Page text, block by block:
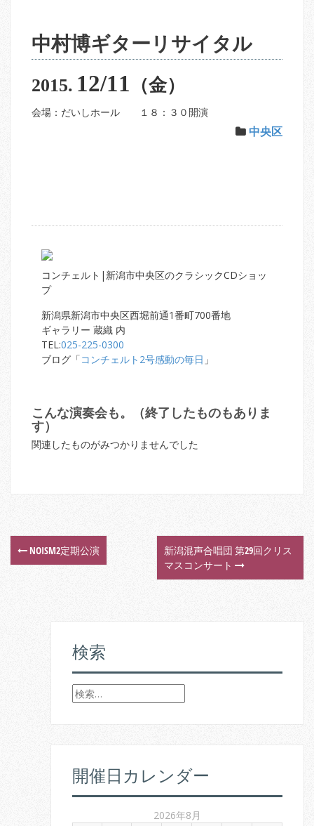
中村博ギターリサイタル
2015. 12/11 （金）
会場：だいしホール １８：３０開演
中央区
コンチェルト|新潟市中央区のクラシックCDショッ
プ
新潟県新潟市中央区西堀前通1番町700番地
ギャラリー 蔵織 内
TEL:025-225-0300
ブログ「コンチェルト2号感動の毎日 」
こんな演奏会も。（終了したものもありま
す）
関連したものがみつかりませんでした
P NOISM2定期公演
新潟混声合唱団 第29回クリス
マスコンサート
検索
検
索
:
開催日カレンダー
2026年8月